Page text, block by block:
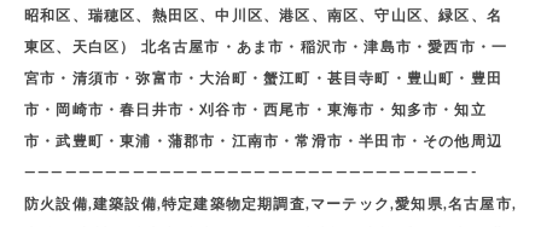
昭和区、瑞穂区、熱田区、中川区、港区、南区、守山区、緑区、名
東区、天白区） 北名古屋市・あま市・稲沢市・津島市・愛西市・一
宮市・清須市・弥富市・大治町・蟹江町・甚目寺町・豊山町・豊田
市・岡崎市・春日井市・刈谷市・西尾市・東海市・知多市・知立
市・武豊町・東浦・蒲郡市・江南市・常滑市・半田市・その他周辺
—————————————————————————————————-
防火設備,建築設備,特定建築物定期調査,マーテック,愛知県,名古屋市,